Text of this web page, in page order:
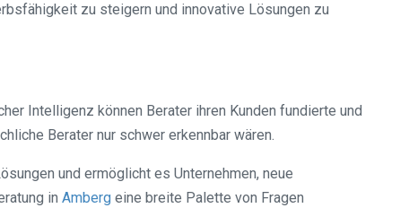
zu steigern und innovative Lösungen zu
Intelligenz können Berater ihren Kunden fundierte und
Berater nur schwer erkennbar wären.
und ermöglicht es Unternehmen, neue
in Amberg eine breite Palette von Fragen